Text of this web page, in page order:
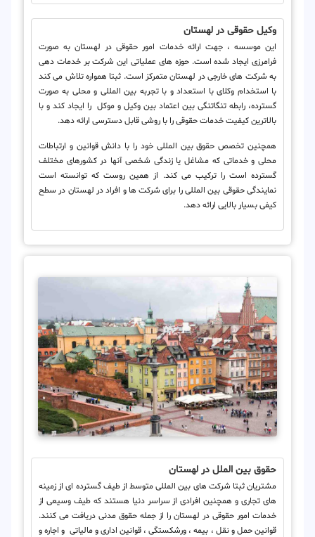
وکیل حقوقی در لهستان
این موسسه ، جهت ارائه خدمات امور حقوقی در لهستان به صورت
فرامرزی ایجاد شده است. حوزه های عملیاتی این شرکت بر خدمات دهی
به شرکت های خارجی در لهستان متمرکز است. ثبتا همواره تلاش می کند
با استخدام وکلای با استعداد و با تجربه بین المللی و محلی به صورت
گسترده، رابطه تنگاتنگی بین اعتماد بین وکیل و موکل را ایجاد کند و با
بالاترین کیفیت خدمات حقوقی را با روشی قابل دسترسی ارائه دهد.
همچنین تخصص حقوق بین المللی خود را با دانش قوانین و ارتباطات
محلی و خدماتی که مشاغل یا زندگی شخصی آنها در کشورهای مختلف
گسترده است را ترکیب می کند. از همین روست که توانسته است
نمایندگی حقوقی بین المللی را برای شرکت ها و افراد در لهستان در سطح
کیفی بسیار بالایی ارائه دهد.
حقوق بین الملل در لهستان
مشتریان ثبتا شرکت های بین المللی متوسط ​​از طیف گسترده ای از زمینه
های تجاری و همچنین افرادی از سراسر دنیا هستند که طیف وسیعی از
خدمات امور حقوقی در لهستان را از جمله حقوق مدنی دریافت می کنند.
قوانین حمل و نقل ، بیمه ، ورشکستگی ، قوانین اداری و مالیاتی و اجاره و